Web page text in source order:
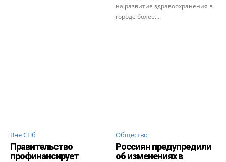
на развитие здравоохранения в
городе более...
Вне СПб
Правительство
профинансирует
Общество
Россиян предупредили
об изменениях в